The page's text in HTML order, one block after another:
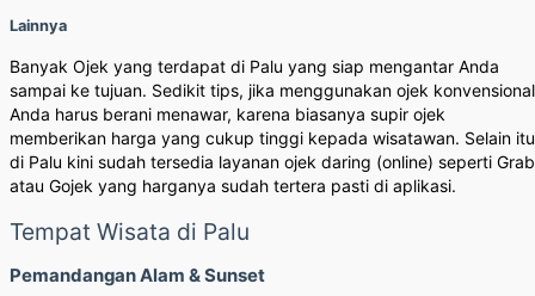
Lainnya
Banyak Ojek yang terdapat di Palu yang siap mengantar Anda
sampai ke tujuan. Sedikit tips, jika menggunakan ojek
Anda harus berani menawar, karena biasanya supir ojek
memberikan harga yang cukup tinggi kepada wisatawan. Selain
di Palu kini sudah tersedia layanan ojek daring (online) seperti Grab
atau Gojek yang harganya sudah tertera pasti di aplikasi.
Tempat Wisata di Palu
Pemandangan Alam & Sunset